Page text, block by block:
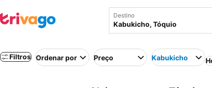
Destino
Filtros Ordenar por Preço Kabukicho